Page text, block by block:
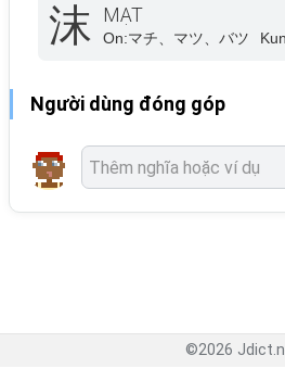
沫 MẠT
On:マチ、マツ、バツ
Người dùng đóng góp
©2026